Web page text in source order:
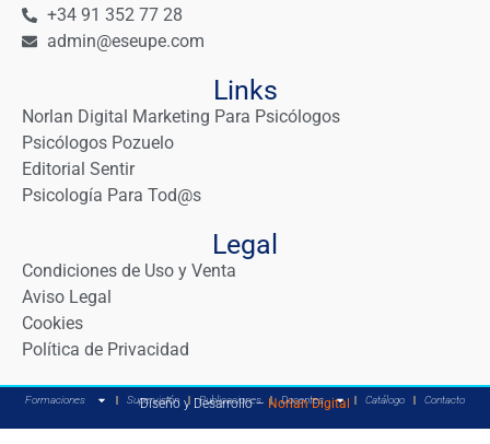
+34 91 352 77 28
admin@eseupe.com
Links
Norlan Digital Marketing Para Psicólogos
Psicólogos Pozuelo
Editorial Sentir
Psicología Para Tod@s
Legal
Condiciones de Uso y Venta
Aviso Legal
Cookies
Política de Privacidad
Formaciones Supervisión Publicaciones Docentes Catálogo Contacto
Diseño y Desarrollo – Norlan Digital